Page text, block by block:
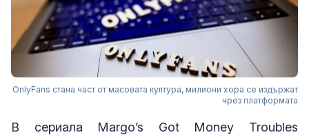
OnlyFans стана част от масовата култура, милиони хора се издържат
чрез платформата
В сериала Margo’s Got Money Troubles